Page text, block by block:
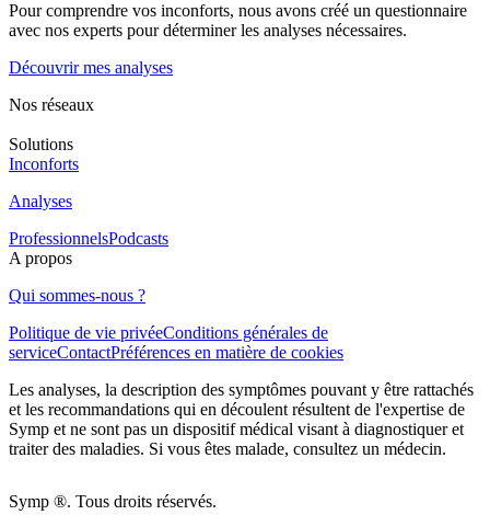
Pour comprendre vos inconforts, nous avons créé un questionnaire
avec nos experts pour déterminer les analyses nécessaires.
Découvrir mes analyses
Nos réseaux
Solutions
Inconforts
Analyses
ProfessionnelsPodcasts
A propos
Qui sommes-nous ?
Politique de vie privéeConditions générales de
serviceContactPréférences en matière de cookies
Les analyses, la description des symptômes pouvant y être rattachés
et les recommandations qui en découlent résultent de l'expertise de
Symp et ne sont pas un dispositif médical visant à diagnostiquer et
traiter des maladies. Si vous êtes malade, consultez un médecin.
Symp ®. Tous droits réservés.